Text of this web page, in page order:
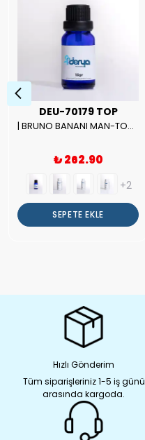
DEU-70179 TOP
| BRUNO BANANI MAN-TOP Kalite Erkek Parfüm Esansı.|
₺ 262.90
+2
SEPETE EKLE
Hızlı Gönderim
Tüm siparişleriniz 1-5 iş günü
arasında kargoda.